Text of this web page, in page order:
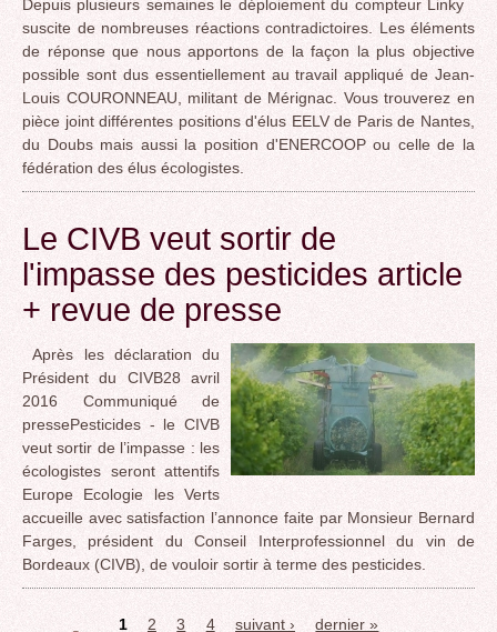
Depuis plusieurs semaines le déploiement du compteur Linky
suscite de nombreuses réactions contradictoires. Les éléments
de réponse que nous apportons de la façon la plus objective
possible sont dus essentiellement au travail appliqué de Jean-
Louis COURONNEAU, militant de Mérignac. Vous trouverez en
pièce joint différentes positions d'élus EELV de Paris de Nantes,
du Doubs mais aussi la position d'ENERCOOP ou celle de la
fédération des élus écologistes.
Le CIVB veut sortir de
l'impasse des pesticides article
+ revue de presse
Après les déclaration du
Président du CIVB28 avril
2016 Communiqué de
pressePesticides - le CIVB
veut sortir de l’impasse : les
écologistes seront attentifs
Europe Ecologie les Verts
accueille avec satisfaction l’annonce faite par Monsieur Bernard
Farges, président du Conseil Interprofessionnel du vin de
Bordeaux (CIVB), de vouloir sortir à terme des pesticides.
1 2 3 4 suivant › dernier »